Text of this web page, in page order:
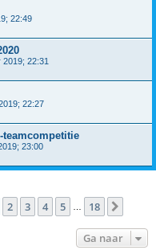
22:49
22:31
22:27
teamcompetitie
23:00
van 18
2 3 4 5 18
Ga naar